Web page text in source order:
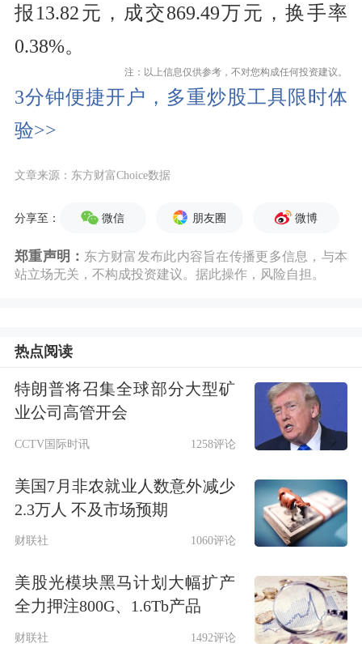
报13.82元，成交869.49万元，换手率
0.38%。
注：以上信息仅供参考，不对您构成任何投资建议。
3分钟便捷开户，多重炒股工具限时体
验>>
文章来源：东方财富Choice数据
分享至： 微信 朋友圈 微博
郑重声明： 东方财富发布此内容旨在传播更多信息，与本
站立场无关，不构成投资建议。据此操作，风险自担。
热点阅读
特朗普将召集全球部分大型矿
业公司高管开会
CCTV国际时讯 1258评论
美国7月非农就业人数意外减少
2.3万人 不及市场预期
财联社 1060评论
美股光模块黑马计划大幅扩产
全力押注800G、1.6Tb产品
财联社 1492评论